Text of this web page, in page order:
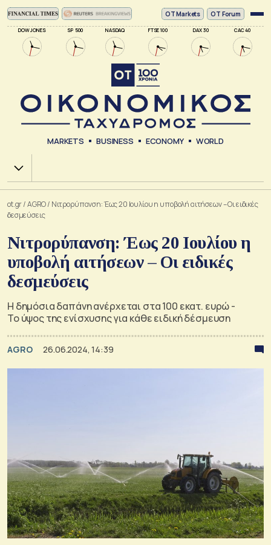
DOW JONES SP 500 NASDAQ FTSE 100 DAX 30 CAC 40
ΟΤ Markets OT Forum
MARKETS BUSINESS ECONOMY WORLD
Χ.Α.
ot.gr/AGRO/ Νιτρορύπανση: Έως 20 Ιουλίου η υποβολή αιτήσεων – Οι ειδικές
δεσμεύσεις
Νιτρορύπανση: Έως 20 Ιουλίου η
υποβολή αιτήσεων – Οι ειδικές
δεσμεύσεις
Η δημόσια δαπάνη ανέρχεται στα 100 εκατ. ευρώ -
Το ύψος της ενίσχυσης για κάθε ειδική δέσμευση
AGRO 26.06.2024, 14:39